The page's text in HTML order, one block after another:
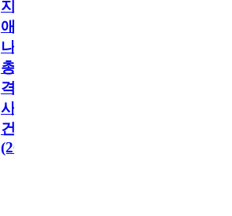
지
애
나
총
격
사
건
(2026)